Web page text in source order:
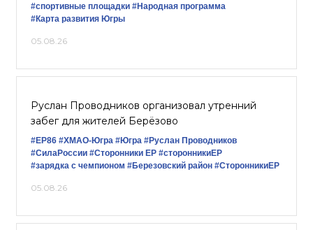
#спортивные площадки #Народная программа
#Карта развития Югры
05.08.26
Руслан Проводников организовал утренний
забег для жителей Берёзово
#ЕР86 #ХМАО-Югра #Югра #Руслан Проводников
#СилаРоссии #Сторонники ЕР #сторонникиЕР
#зарядка с чемпионом #Березовский район #СторонникиЕР
05.08.26